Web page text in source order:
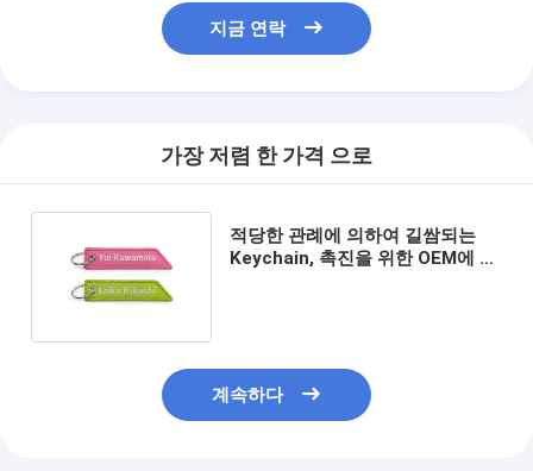
지금 연락
가장 저렴 한 가격 으로
적당한 관례에 의하여 길쌈되는
Keychain, 촉진을 위한 OEM에 의
계속하다